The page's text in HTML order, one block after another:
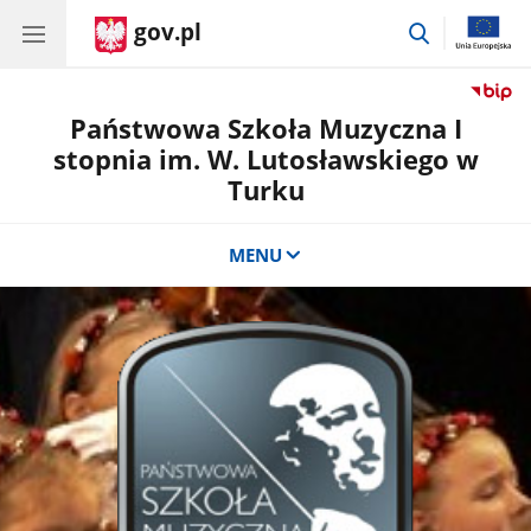
gov.pl
przejdź
Państwowa Szkoła Muzyczna I
stopnia im. W. Lutosławskiego w
Turku
MENU